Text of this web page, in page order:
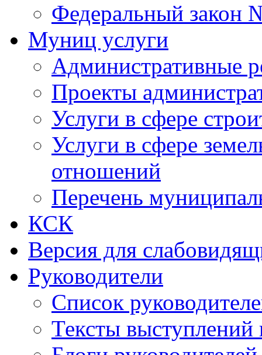
Федеральный закон
Муниц услуги
Административные
Проекты
Услуги в сфере
Услуги в сфере
отношений
Перечень
КСК
Версия для
Руководители
Список
Тексты выступлений